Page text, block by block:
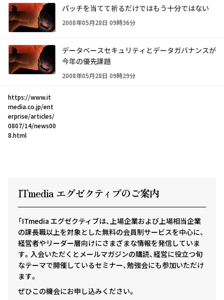
パッチを当てて祈るだけではもう十分ではない
2008年05月28日 09時36分
データベースセキュリティとデータガバナンスが
今年の優先課題
2008年05月28日 09時29分
https://www.it
media.co.jp/ent
erprise/articles/
0807/14/news00
8.html
ITmedia エグゼクティ ブのご案内
「ITmedia エグゼクティブは、上場企業および上場相当企業
の課長職以上を対象とした無料の会員制サービスを中心に、
経営者やリーダー層向けにさまざまな情報を発信していま
す。入会いただくとメールマガジンの購読、経営に役立つ旬
なテーマで開催しているセミナー、勉強会にも参加いただけ
ます。
ぜひこの機会にお申し込みください。